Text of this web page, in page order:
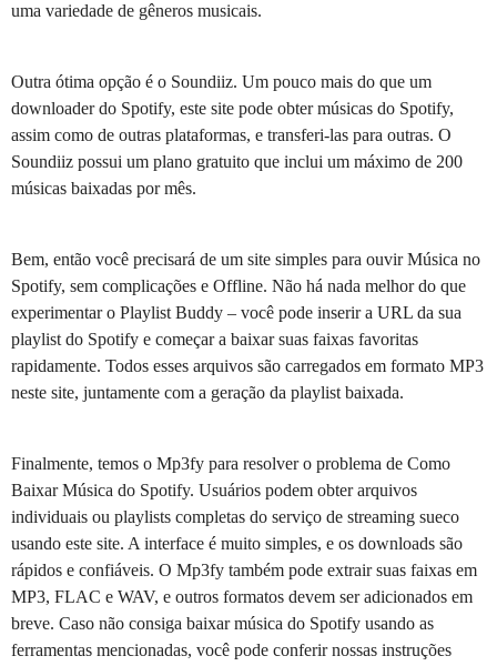
uma variedade de gêneros musicais.
Outra ótima opção é o Soundiiz. Um pouco mais do que um
downloader do Spotify, este site pode obter músicas do Spotify,
assim como de outras plataformas, e transferi-las para outras. O
Soundiiz possui um plano gratuito que inclui um máximo de 200
músicas baixadas por mês.
Bem, então você precisará de um site simples para ouvir Música no
Spotify, sem complicações e Offline. Não há nada melhor do que
experimentar o Playlist Buddy – você pode inserir a URL da sua
playlist do Spotify e começar a baixar suas faixas favoritas
rapidamente. Todos esses arquivos são carregados em formato MP3
neste site, juntamente com a geração da playlist baixada.
Finalmente, temos o Mp3fy para resolver o problema de Como
Baixar Música do Spotify. Usuários podem obter arquivos
individuais ou playlists completas do serviço de streaming sueco
usando este site. A interface é muito simples, e os downloads são
rápidos e confiáveis. O Mp3fy também pode extrair suas faixas em
MP3, FLAC e WAV, e outros formatos devem ser adicionados em
breve. Caso não consiga baixar música do Spotify usando as
ferramentas mencionadas, você pode conferir nossas instruções